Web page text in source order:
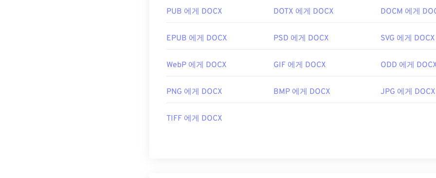
PUB 에게 DOCX DOTX 에게 DOCX DOCM 에게
EPUB 에게 DOCX PSD 에게 DOCX SVG 에게 DOCX
WebP 에게 DOCX GIF 에게 DOCX ODD 에게
PNG 에게 DOCX BMP 에게 DOCX JPG 에게 DOCX
TIFF 에게 DOCX